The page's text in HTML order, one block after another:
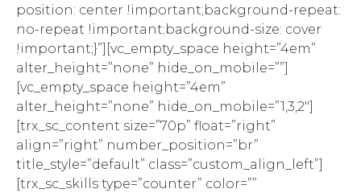
position: center !important;background-repeat:
no-repeat !important;background-size: cover
!important;}”][vc_empty_space height=”4em”
alter_height=”none” hide_on_mobile=””]
[vc_empty_space height=”4em”
alter_height=”none” hide_on_mobile=”1,3,2″]
[trx_sc_content size=”70p” float=”right”
align=”right” number_position=”br”
title_style=”default” class=”custom_align_left”]
[trx_sc_skills type=”counter” color=””